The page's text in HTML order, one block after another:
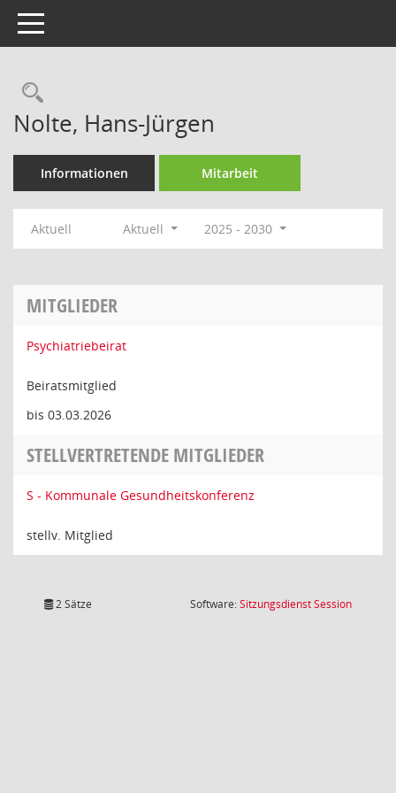
Toggle navigation
Rechercheauswahl
Nolte, Hans-Jürgen
Informationen Mitarbeit
Aktuell Aktuell 2025 - 2030
MITGLIEDER
Psychiatriebeirat
Beiratsmitglied
bis 03.03.2026
STELLVERTRETENDE MITGLIEDER
S - Kommunale Gesundheitskonferenz
stellv. Mitglied
2 Sätze Software:SitzungsdienstSession(Wird in